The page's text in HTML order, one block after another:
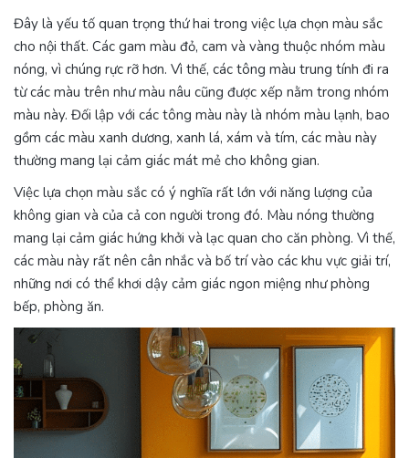
Đây là yếu tố quan trọng thứ hai trong việc lựa chọn màu sắc
cho nội thất. Các gam màu đỏ, cam và vàng thuộc nhóm màu
nóng, vì chúng rực rỡ hơn. Vì thế, các tông màu trung tính đi ra
từ các màu trên như màu nâu cũng được xếp nằm trong nhóm
màu này. Đối lập với các tông màu này là nhóm màu lạnh, bao
gồm các màu xanh dương, xanh lá, xám và tím, các màu này
thường mang lại cảm giác mát mẻ cho không gian.
Việc lựa chọn màu sắc có ý nghĩa rất lớn với năng lượng của
không gian và của cả con người trong đó. Màu nóng thường
mang lại cảm giác hứng khởi và lạc quan cho căn phòng. Vì thế,
các màu này rất nên cân nhắc và bố trí vào các khu vực giải trí,
những nơi có thể khơi dậy cảm giác ngon miệng như phòng
bếp, phòng ăn.